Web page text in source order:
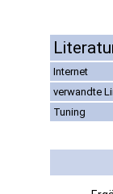
Internet
verwandte
Tuning